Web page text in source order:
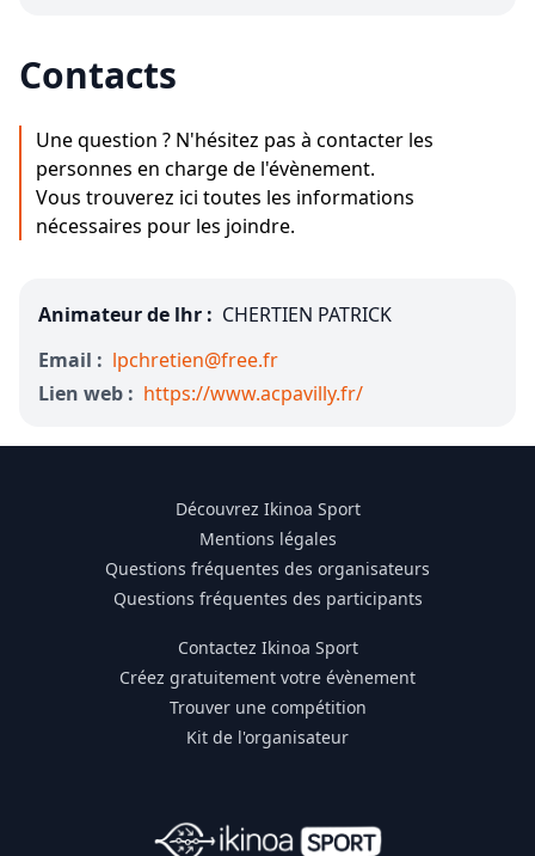
Contacts
Une question ? N'hésitez pas à contacter les
personnes en charge de l'évènement.
Vous trouverez ici toutes les informations
nécessaires pour les joindre.
Animateur de lhr : CHERTIEN PATRICK
Email : lpchretien@free.fr
Lien web : https://www.acpavilly.fr/
Découvrez Ikinoa Sport
Mentions légales
Questions fréquentes des organisateurs
Questions fréquentes des participants
Contactez Ikinoa Sport
Créez gratuitement votre évènement
Trouver une compétition
Kit de l'organisateur